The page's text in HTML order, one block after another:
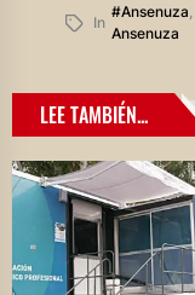
In
#ansenuza
Ansenuza
LEE TAMBIÉN...